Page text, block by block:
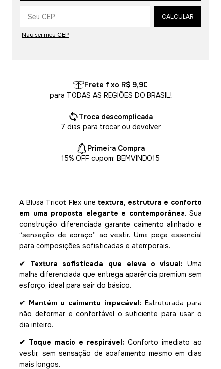
CALCULAR
Não sei meu CEP
Frete fixo R$ 9,90
para TODAS AS REGIÕES DO BRASIL!
Troca descomplicada
7 dias para trocar ou devolver
Primeira Compra
15% OFF cupom: BEMVINDO15
A Blusa Tricot Flex unetextura, estrutura e conforto
em uma proposta elegante e contemporânea. Sua
construção diferenciada garante caimento alinhado e
“sensação de abraço” ao vestir. Uma peça essencial
para composições sofisticadas e atemporais.
✔ Textura sofisticada que eleva o visual: Uma
malha diferenciada que entrega aparência premium sem
esforço, ideal para sair do básico.
✔ Mantém o caimento impecável: Estruturada para
não deformar e confortável o suficiente para usar o
dia inteiro.
✔ Toque macio e respirável: Conforto imediato ao
vestir, sem sensação de abafamento mesmo em dias
mais longos.